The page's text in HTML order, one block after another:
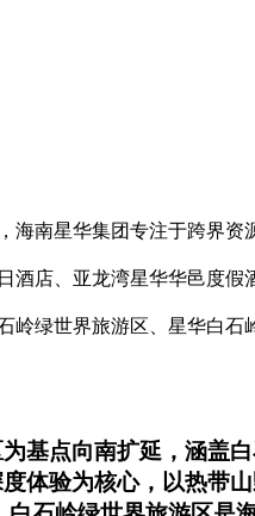
海南星华集团专注于跨界
酒店、亚龙湾星华华邑度
绿世界旅游区、星华白石
基点向南扩延，涵盖
体验为核心，以热带